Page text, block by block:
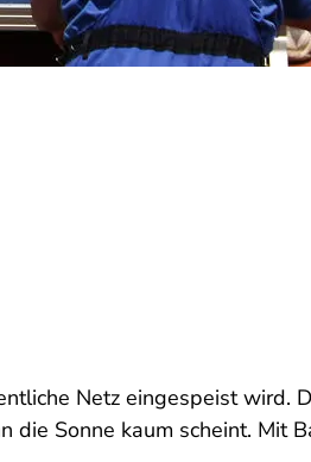
Netz eingespeist wird.
Sonne kaum scheint. Mit